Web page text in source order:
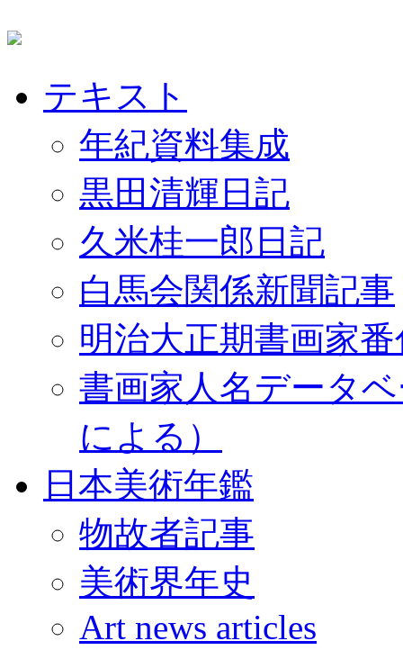
テキスト
年紀資料集成
黒田清輝日記
久米桂一郎日記
白馬会関係新聞記事
明治大正期書画家
書画家人名データ
による）
日本美術年鑑
物故者記事
美術界年史
Art news articles